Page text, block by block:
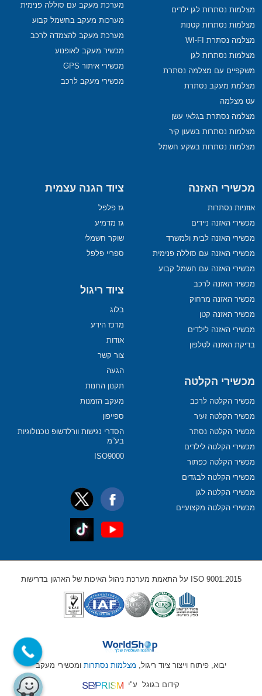
מצלמות נסתרות לגן ילדים
מצלמות נסתרות קטנות
מצלמה נסתרת WI-FI
מצלמות נסתרות לגן
משקפיים עם מצלמה נסתרת
מצלמת מעקב נסתרת
עט מצלמה
מצלמה נסתרת בגלאי עשן
מצלמות נסתרות בשעון קיר
מצלמות נסתרות בשקע חשמל
מערכת מעקב עם סוללה פנימית
מערכות מעקב בחשמל קבוע
מערכת מעקב להצמדה לרכב
מכשיר מעקב לאופנוע
מכשירי איתור GPS
מכשירי מעקב לרכב
מכשירי האזנה
אוזניות נסתרות
מכשירי האזנה ניידים
מכשירי האזנה לבית ולמשרד
מכשירי האזנה עם סוללה פנימית
מכשירי האזנה עם חשמל קבוע
מכשיר האזנה לרכב
מכשיר האזנה מרחוק
מכשיר האזנה קטן
מכשירי האזנה לילדים
בדיקת האזנה לטלפון
מכשירי הקלטה
מכשיר הקלטה לרכב
מכשיר הקלטה זעיר
מכשיר הקלטה נסתר
מכשירי הקלטה לילדים
מכשיר הקלטה כפתור
מכשירי הקלטה לבגדים
מכשירי הקלטה לגן
מכשירי הקלטה מקצועיים
ציוד הגנה עצמית
גז פלפל
גז מדמיע
שוקר חשמלי
ספריי פלפל
ציוד ריגול
בלוג
מרכז הידע
אודות
צור קשר
הגעה
תקנון החנות
מעקב הזמנות
ספייפון
הסדרי נגישות וורלדשופ טכנולוגיות
בע”מ
ISO9000
ISO 9001:2015 על התאמת מערכת ניהול האיכות של הארגון בדרישות
יבוא, פיתוח וייצור ציוד ריגול, מצלמות נסתרות ומכשירי מעקב
קידום בגוגל ע"י